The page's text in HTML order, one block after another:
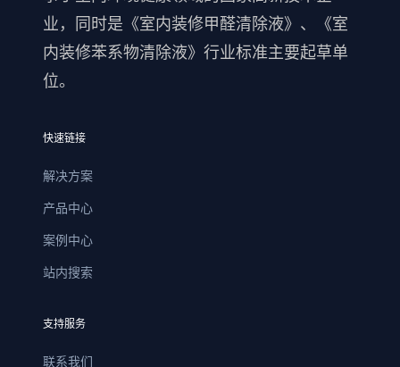
业，同时是《室内装修甲醛清除液》、《室
内装修苯系物清除液》行业标准主要起草单
位。
快速链接
解决方案
产品中心
案例中心
站内搜索
支持服务
联系我们